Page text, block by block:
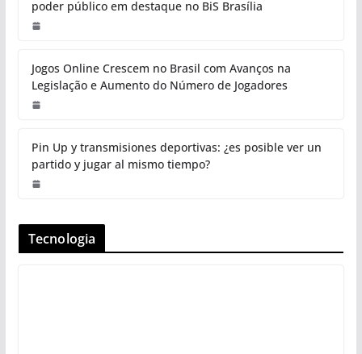
poder público em destaque no BiS Brasília
Jogos Online Crescem no Brasil com Avanços na
Legislação e Aumento do Número de Jogadores
Pin Up y transmisiones deportivas: ¿es posible ver un
partido y jugar al mismo tiempo?
Tecnologia